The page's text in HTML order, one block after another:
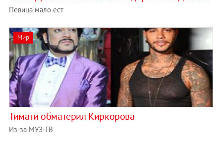
Певица мало ест
Мир
Тимати обматерил Киркорова
Из-за МУЗ-ТВ